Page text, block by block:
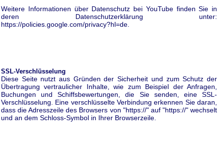
Weitere Informationen über Datenschutz bei YouTube finden Sie in
deren Datenschutzerklärung unter:
https://policies.google.com/privacy?hl=de.
SSL-Verschlüsselung
Diese Seite nutzt aus Gründen der Sicherheit und zum Schutz der
Übertragung vertraulicher Inhalte, wie zum Beispiel der Anfragen,
Buchungen und Schiffsbewertungen, die Sie senden, eine SSL-
Verschlüsselung. Eine verschlüsselte Verbindung erkennen Sie daran,
dass die Adresszeile des Browsers von "https://" auf "https://" wechselt
und an dem Schloss-Symbol in Ihrer Browserzeile.